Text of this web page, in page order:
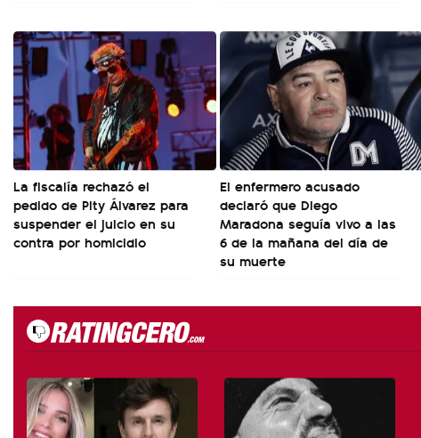
La fiscalía rechazó el
pedido de Pity Álvarez para
suspender el juicio en su
contra por homicidio
El enfermero acusado
declaró que Diego
Maradona seguía vivo a las
6 de la mañana del día de
su muerte